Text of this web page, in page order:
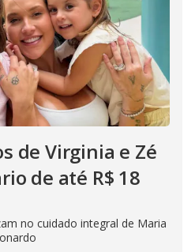
de Virginia e Zé
de até R$ 18
no cuidado integral de Maria